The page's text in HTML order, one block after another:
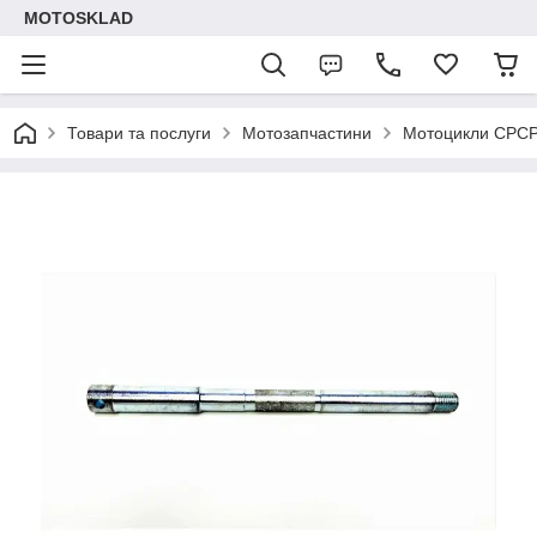
MOTOSKLAD
Товари та послуги Мотозапчастини Мотоцикли